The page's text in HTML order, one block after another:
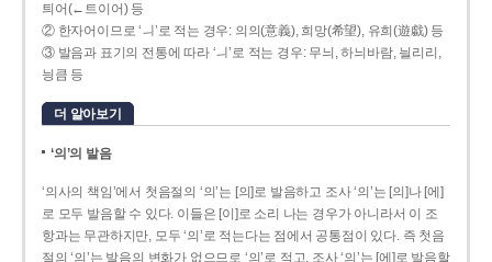
틔어(←트이어) 등
② 한자어이므로 ‘ㅢ’로 적는 경우: 의의(意義), 희망(希望), 유희(遊戱) 등
③ 발음과 표기의 전통에 따라 ‘ㅢ’로 적는 경우: 무늬, 하늬바람, 늴리리,
닁큼 등
더 알아보기
‘의’의 발음
‘의사의 책임’에서 첫음절의 ‘의’는 [의]로 발음하고 조사 ‘의’는 [의]나 [에]
로 모두 발음할 수 있다. 이들은 [이]로 소리 나는 경우가 아니라서 이 조
항과는 무관하지만, 모두 ‘의’로 적는다는 점에서 공통점이 있다. 즉 첫음
절의 ‘의’는 발음의 변화가 없으므로 ‘의’로 적고, 조사 ‘의’는 [에]로 발음할